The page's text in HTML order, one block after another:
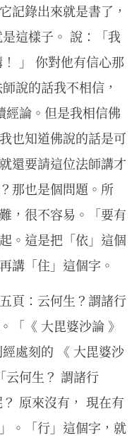
記錄出來就是書了，
這樣子。 說：「我
」 你對他有信心那
說的話我不相信，
經論。但是我相信佛
也知道佛說的話是可
還要請這位法師講才
那也是個問題。所
，很不容易。「要有
。這是把「依」這個
講「住」這個字。
頁：云何生？謂諸行
「《 大毘婆沙論 》
處刻的 《 大毘婆沙
云何生？ 謂諸行
原來沒有， 現在有
。「行」這個字，就